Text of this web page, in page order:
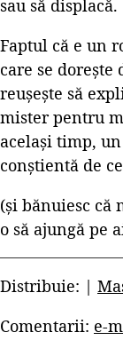
sau să displacă.
Faptul că e un
care se
reușește să
mister pentru
același timp,
conștientă de
(și bănuiesc că
o să ajungă pe
Distribuie: |
Comentarii: e-